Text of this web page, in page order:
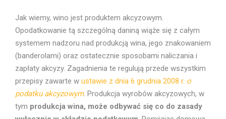
Jak wiemy, wino jest produktem akcyzowym.
Opodatkowanie tą szczególną daniną wiąże się z całym
systemem nadzoru nad produkcją wina, jego znakowaniem
(banderolami) oraz ostatecznie sposobami naliczania i
zapłaty akcyzy. Zagadnienia te regulują przede wszystkim
przepisy zawarte w ustawie z dnia 6 grudnia 2008 r. o
podatku akcyzowym. Produkcja wyrobów akcyzowych, w
tym produkcja wina, może odbywać się co do zasady